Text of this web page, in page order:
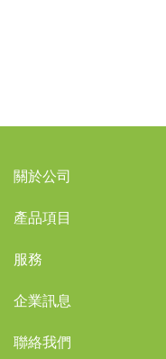
關於公司
產品項目
服務
企業訊息
聯絡我們